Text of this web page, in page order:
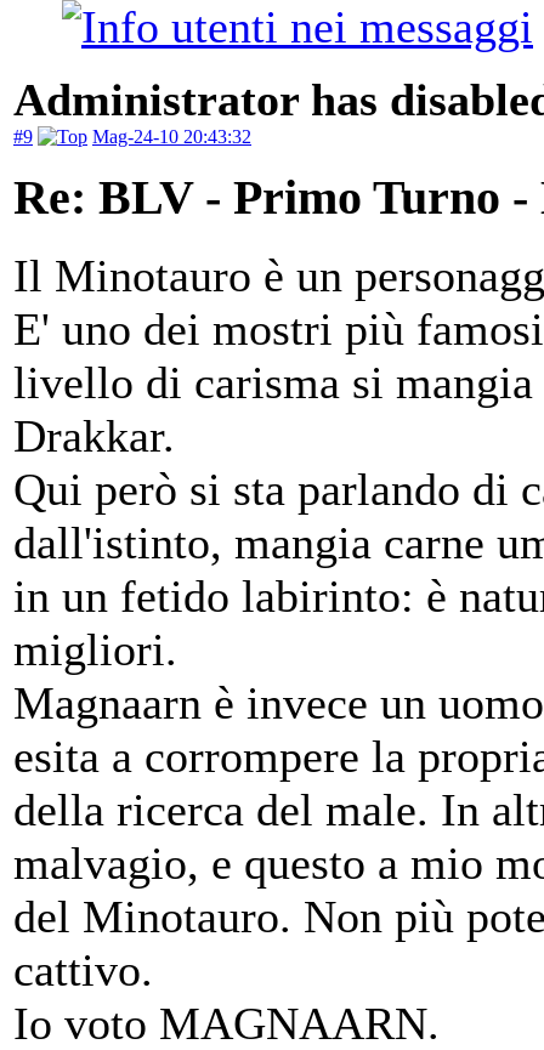
Administrator has
#9 Mag-24-10 20:43:32
Re: BLV - Primo Turno
Il Minotauro è un
E' uno dei mostri più
livello di carisma si
Drakkar.
Qui però si sta parlando di
dall'istinto, mangia carne
in un fetido labirinto: è
migliori.
Magnaarn è invece un
esita a corrompere la
della ricerca del male. In
malvagio, e questo a mio
del Minotauro. Non più
cattivo.
Io voto MAGNAARN.